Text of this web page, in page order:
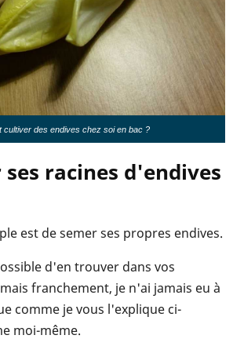
cultiver des endives chez soi en bac ?
racines d'endives
est de semer ses propres endives.
d'en trouver dans vos
franchement, je n'ai jamais eu à
comme je vous l'explique ci-
moi-même.